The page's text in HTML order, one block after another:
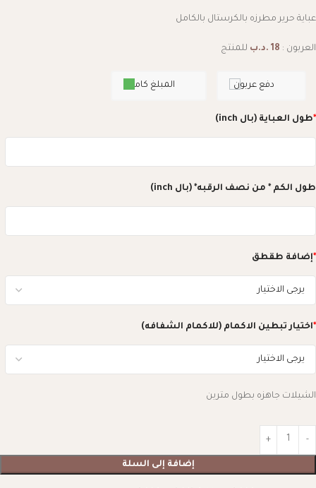
عباية حرير مطرزه بالكرستال بالكامل
العربون : 18 .د.ب للمنتج
المبلغ كامل دفع عربون
*طول العباية (بال inch)
طول الكم * من نصف الرقبه* (بال inch)
*إضافة طقطق
*اختيار تبطين الاكمام (للاكمام الشفافه)
الشيلات جاهزه بطول مترين
إضافة إلى السلة